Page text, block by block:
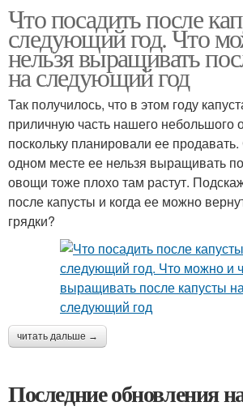
Что посадить после
следующий год. Что
нельзя выращивать
на следующий год
Так получилось, что в этом году
приличную часть нашего небольшого
поскольку планировали ее
одном месте ее нельзя выращивать
овощи тоже плохо там растут.
после капусты и когда ее можно
грядки?
читать дальше →
Последние обновления